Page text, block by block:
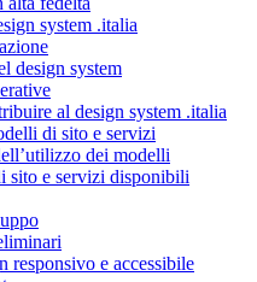
system .italia
design system
al design system .italia
di sito e servizi
dei modelli
sito e servizi disponibili
responsivo e accessibile